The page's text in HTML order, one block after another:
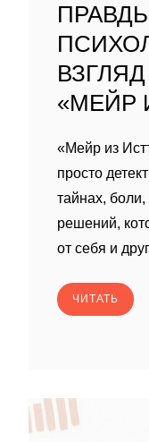
«МЕЙР
«Мейр из
просто
тайнах,
решений,
от себя и
ЧИТАТЬ